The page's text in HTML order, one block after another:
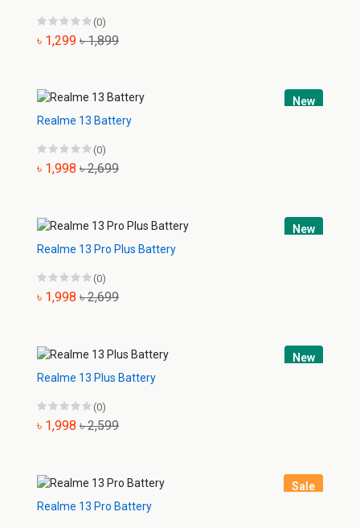
(0)
৳ 1,299 ৳ 1,899
New
Realme 13 Battery
(0)
৳ 1,998 ৳ 2,699
New
Realme 13 Pro Plus Battery
(0)
৳ 1,998 ৳ 2,699
New
Realme 13 Plus Battery
(0)
৳ 1,998 ৳ 2,599
Sale
Realme 13 Pro Battery